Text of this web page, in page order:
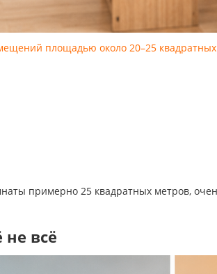
площадью около 20–25
примерно 25 квадратных метров,
всё